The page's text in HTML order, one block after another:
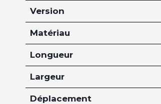
Version
Matériau
Longueur
Largeur
Déplacement